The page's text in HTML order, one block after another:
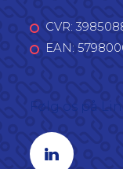
CVR:
EAN:
Linkedin profil